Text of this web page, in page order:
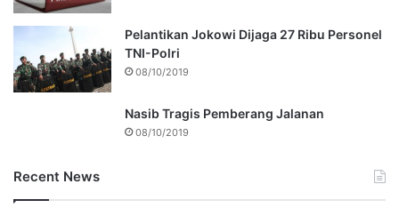
Pelantikan Jokowi Dijaga 27 Ribu Personel
TNI-Polri
08/10/2019
Nasib Tragis Pemberang Jalanan
08/10/2019
Recent News